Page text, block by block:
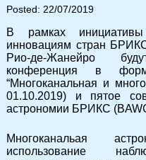
Posted: 22/07/2019
В рамках
инновациям стран
Рио-де-Жанейро
конференция в
“Многоканальная и
01.10.2019) и пятое
астрономии БРИКС
Многоканальая
использование